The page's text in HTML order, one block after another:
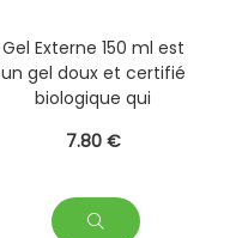
Gel Externe 150 ml est
un gel doux et certifié
biologique qui
vera biologique pour
cutanée.
7.80 €